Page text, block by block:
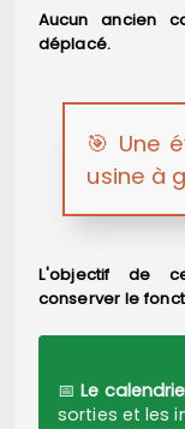
Aucun ancien
déplacé.
🎯 Une
usine à
L'objectif de
conserver le
📅Le
sorties et les